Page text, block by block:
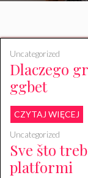
Dlaczego
ggbet
Uncategorized
CZYTAJ WIĘCEJ
Sve što
platformi
Uncategorized